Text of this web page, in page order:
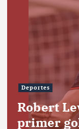
Deportes
Robert
primer